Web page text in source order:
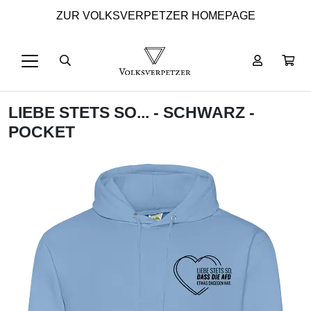
ZUR VOLKSVERPETZER HOMEPAGE
LIEBE STETS SO... - SCHWARZ -
POCKET